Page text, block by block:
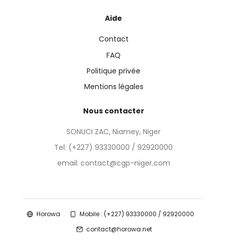
Aide
Contact
FAQ
Politique privée
Mentions légales
Nous contacter
SONUCI ZAC, Niamey, Niger
Tel: (+227) 93330000 / 92920000
email: contact@cgp-niger.com
Horowa
Mobile : (+227) 93330000 / 92920000
contact@horowa.net